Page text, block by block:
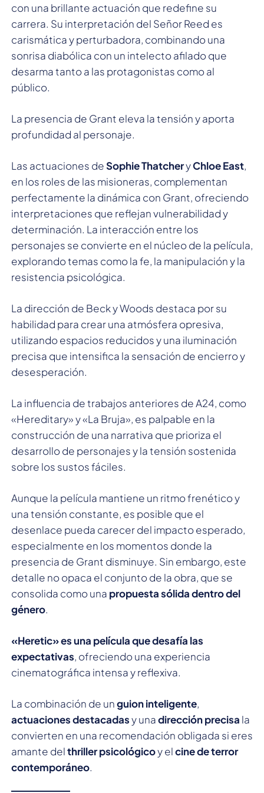
con una brillante actuación que redefine su
carrera. Su interpretación del Señor Reed es
carismática y perturbadora, combinando una
sonrisa diabólica con un intelecto afilado que
desarma tanto a las protagonistas como al
público.
La presencia de Grant eleva la tensión y aporta
profundidad al personaje.
Las actuaciones deSophie ThatcheryChloe East,
en los roles de las misioneras, complementan
perfectamente la dinámica con Grant, ofreciendo
interpretaciones que reflejan vulnerabilidad y
determinación. La interacción entre los
personajes se convierte en el núcleo de la película,
explorando temas como la fe, la manipulación y la
resistencia psicológica.
La dirección de Beck y Woods destaca por su
habilidad para crear una atmósfera opresiva,
utilizando espacios reducidos y una iluminación
precisa que intensifica la sensación de encierro y
desesperación.
La influencia de trabajos anteriores de A24, como
«Hereditary» y «La Bruja», es palpable en la
construcción de una narrativa que prioriza el
desarrollo de personajes y la tensión sostenida
sobre los sustos fáciles.
Aunque la película mantiene un ritmo frenético y
una tensión constante, es posible que el
desenlace pueda carecer del impacto esperado,
especialmente en los momentos donde la
presencia de Grant disminuye. Sin embargo, este
detalle no opaca el conjunto de la obra, que se
consolida como una propuesta sólida dentro del
género.
«Heretic» es una película que desafía las
expectativas, ofreciendo una experiencia
cinematográfica intensa y reflexiva.
La combinación de unguion inteligente,
actuaciones destacadasy unadirección precisa la
convierten en una recomendación obligada si eres
amante delthriller psicológicoy elcine de terror
contemporáneo.